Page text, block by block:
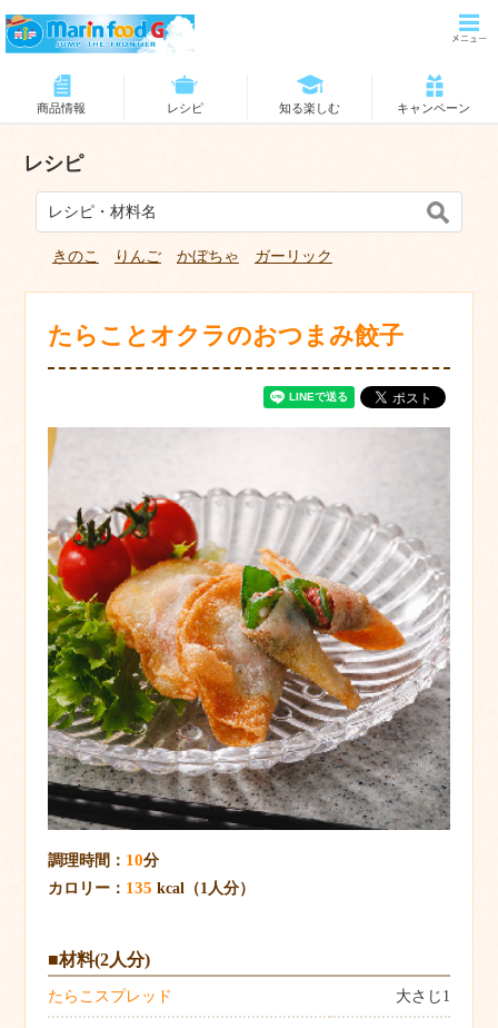
商品情報 レシピ 知る楽しむ キャンペーン
レシピ
きのこ りんご かぼちゃ ガーリック
たらことオクラのおつまみ餃子
調理時間： 10分
カロリー： 135 kcal（1人分）
■材料(2人分)
たらこスプレッド 大さじ1